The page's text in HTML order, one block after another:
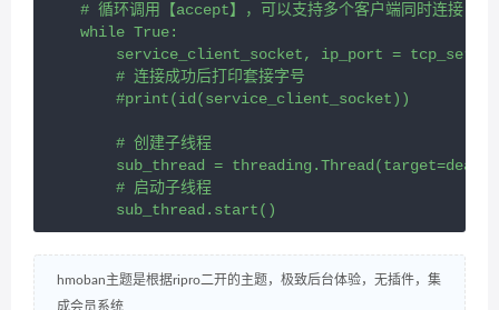
# 循环调用【accept】，可以支持多个客户端同时连接，和
    while True:
service_client_socket, ip_port =
        # 连接成功后打印套接字号
        #print(id(service_client_socket))
        # 创建子线程
sub_thread =
        # 启动子线程
        sub_thread.start()
hmoban主题是根据ripro二开的主题，极致后台体验，无插件，集
成会员系统